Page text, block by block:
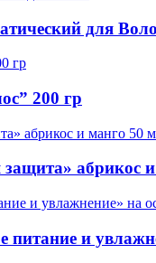
для
200 гр
абрикос
и